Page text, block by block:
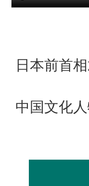
日本前首
中国文化